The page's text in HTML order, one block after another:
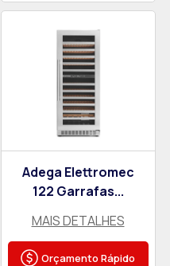
Adega Elettromec
122 Garrafas...
MAIS DETALHES
Orçamento Rápido